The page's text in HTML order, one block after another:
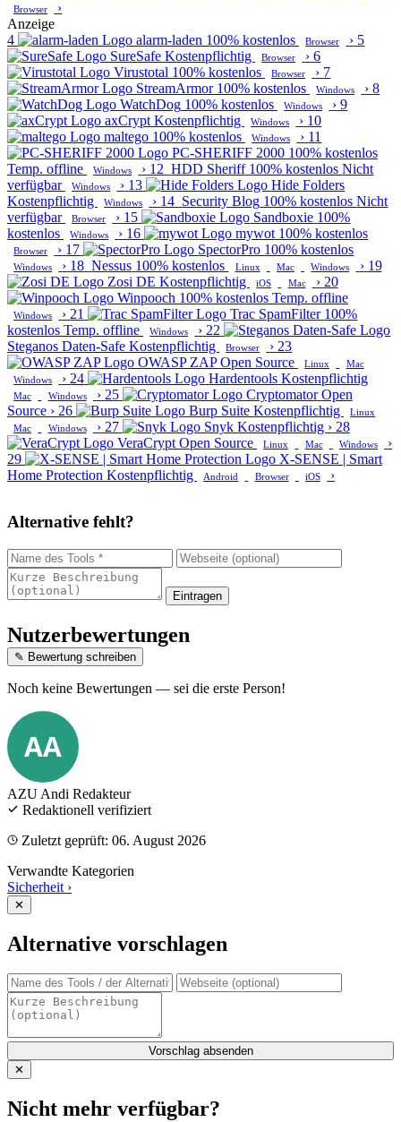
Browser
›
Anzeige
4
alarm-laden 100% kostenlos Browser › 5
SureSafe Kostenpflichtig Browser › 6
Virustotal 100% kostenlos Browser › 7
StreamArmor 100% kostenlos Windows › 8
WatchDog 100% kostenlos Windows › 9
axCrypt Kostenpflichtig Windows › 10
maltego 100% kostenlos Windows › 11
PC-SHERIFF 2000 100% kostenlos
Temp. offline
Windows › 12 HDD Sheriff 100% kostenlosNicht
verfügbar
Windows › 13
Hide Folders
Kostenpflichtig
Windows › 14 Security Blog 100% kostenlosNicht
verfügbar
Browser › 15 Sandboxie 100%
kostenlos
Windows › 16 mywot 100% kostenlos
Browser › 17 SpectorPro 100% kostenlos
Windows › 18 Nessus 100% kostenlos Linux Mac Windows › 19
Zosi DE Kostenpflichtig iOS Mac › 20
Winpooch 100% kostenlos Temp. offline
Windows › 21 Trac SpamFilter 100%
kostenlos Temp. offline Windows › 22
Steganos Daten-Safe Kostenpflichtig Browser › 23
OWASP ZAP Open Source Linux
Mac
Windows
› 24 Hardentools Kostenpflichtig
Mac Windows › 25 Cryptomator Open
Source › 26 Burp Suite Kostenpflichtig
Linux
Mac
Windows › 27 Snyk Kostenpflichtig › 28
VeraCrypt Open Source Linux Mac Windows
›
29
X-SENSE | Smart
Home Protection Kostenpflichtig Android Browser iOS ›
Alternative fehlt?
Eintragen
Nutzerbewertungen
✎ Bewertung schreiben
Noch keine Bewertungen — sei die erste Person!
AA
AZU Andi Redakteur
Redaktionell verifiziert
Zuletzt geprüft: 06. August 2026
Verwandte Kategorien
Sicherheit ›
✕
Alternative vorschlagen
Vorschlag absenden
✕
Nicht mehr verfügbar?